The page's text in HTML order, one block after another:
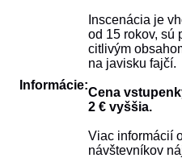
Informácie:
Inscenácia je
od 15 rokov, sú
citlivým
na javisku fajčí.
Cena
2 € vyššia.
Viac informácií
návštevníkov